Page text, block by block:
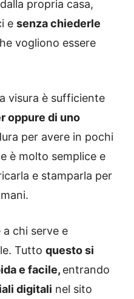
propria casa,
e senza chiederle
vogliono essere
visura è sufficiente
oppure di uno
per avere in pochi
è molto semplice e
e stamparla per
a chi serve e
Tutto questo si
e facile, entrando
digitali nel sito